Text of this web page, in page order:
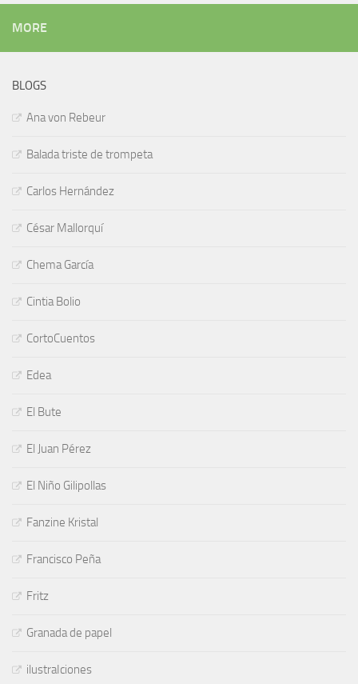
MORE
BLOGS
Ana von Rebeur
Balada triste de trompeta
Carlos Hernández
César Mallorquí
Chema García
Cintia Bolio
CortoCuentos
Edea
El Bute
El Juan Pérez
El Niño Gilipollas
Fanzine Kristal
Francisco Peña
Fritz
Granada de papel
ilustraIciones